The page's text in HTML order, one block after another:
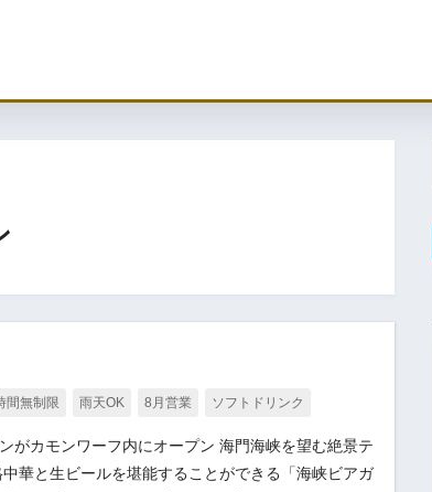
間無制限 雨天OK 8月営業 ソフトドリンク
がカモンワーフ内にオープン 海門海峡を望む絶景テ
華と生ビールを堪能することができる「海峡ビアガ